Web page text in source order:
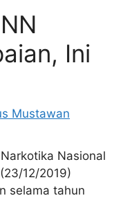
Ini
Mustawan
Nasional
12/2019)
selama tahun